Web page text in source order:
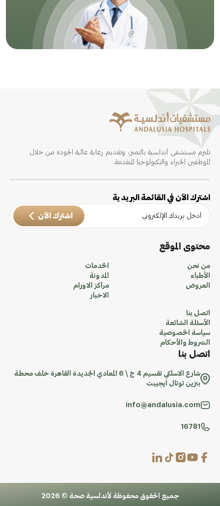
تلتزم مستشفى أندلسية بالتميز، وتقديم رعاية عالية الجودة من خلال
الموظفين الخبراء والتكنولوجيا المتقدمة.
اشترك الآن في القائمة البريدية
اشترك الآن
محتوى الموقع
من نحن
الأطباء
العروض
الخدمات
المدونة
مراكز الاورام
الاخبار
اتصل بنا
الأسئلة الشائعة
سياسة الخصوصية
الشروط والأحكام
اتصل بنا
شارع الاسلكي تقسيم 4 ج \ 6 المعادي الجديدة القاهرة خلف محطة
بنزين توتال ايجيبت
info@andalusia.com
16781
جميع الحقوق محفوظة لأندلسية صحة © 2026